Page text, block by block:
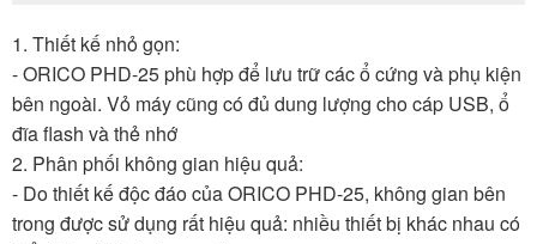
1. Thiết kế nhỏ gọn:
- ORICO PHD-25 phù hợp để lưu trữ các ổ cứng và phụ kiện
bên ngoài. Vỏ máy cũng có đủ dung lượng cho cáp USB, ổ
đĩa flash và thẻ nhớ
2. Phân phối không gian hiệu quả:
- Do thiết kế độc đáo của ORICO PHD-25, không gian bên
trong được sử dụng rất hiệu quả: nhiều thiết bị khác nhau có